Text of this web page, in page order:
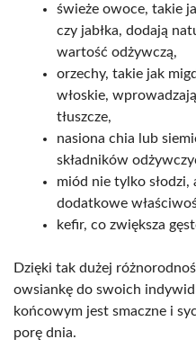
świeże owoce, takie
czy jabłka, dodają
wartość odżywczą,
orzechy, takie jak
włoskie,
tłuszcze,
nasiona chia lub
składników
miód nie tylko słodzi,
dodatkowe
kefir, co zwiększa
Dzięki tak dużej
owsiankę do swoich
końcowym jest smaczne i
porę dnia.